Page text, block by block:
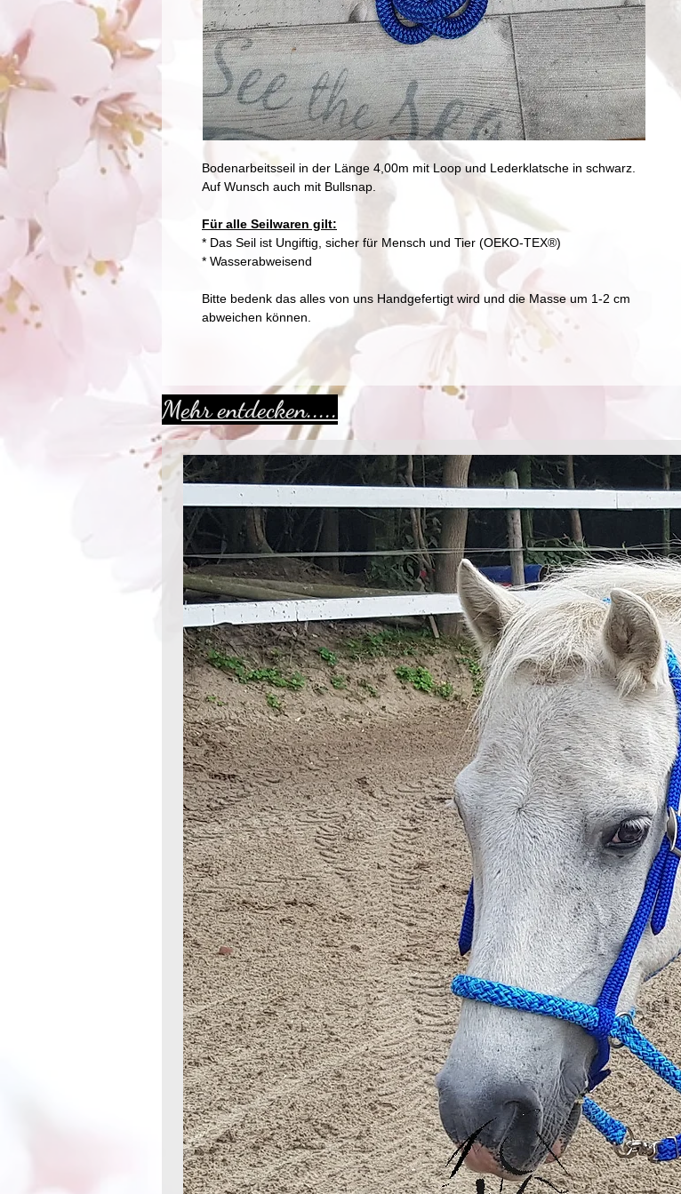
Bodenarbeitsseil in der Länge 4,00m mit Loop und Lederklatsche in schwarz.
Auf Wunsch auch mit Bullsnap.
Für alle Seilwaren gilt:
* Das Seil ist Ungiftig, sicher für Mensch und Tier (OEKO-TEX®)
* Wasserabweisend
Bitte bedenk das alles von uns Handgefertigt wird und die Masse um 1-2 cm
abweichen können.
Mehr entdecken.....